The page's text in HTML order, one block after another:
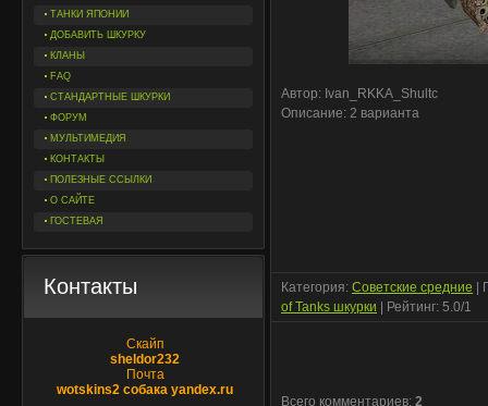
ТАНКИ ЯПОНИИ
ДОБАВИТЬ ШКУРКУ
КЛАНЫ
FAQ
СТАНДАРТНЫЕ ШКУРКИ
ФОРУМ
МУЛЬТИМЕДИЯ
КОНТАКТЫ
ПОЛЕЗНЫЕ ССЫЛКИ
О САЙТЕ
ГОСТЕВАЯ
Контакты
Скайп
sheldor232
Почта
wotskins2 собака yandex.ru
Автор: Ivan_RKKA_Shultc
Описание: 2 варианта
Категория: Советские средние
of Tanks шкурки
Рейтинг: 5.0/1
Всего комментариев: 2